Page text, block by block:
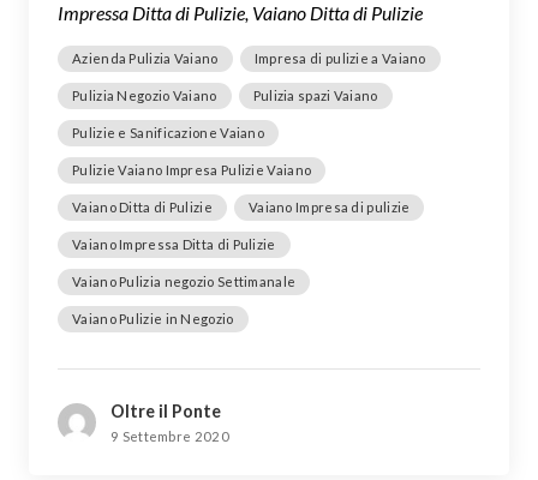
Impressa Ditta di Pulizie, Vaiano Ditta di Pulizie
Azienda Pulizia Vaiano Impresa di pulizie a Vaiano
Pulizia Negozio Vaiano Pulizia spazi Vaiano
Pulizie e Sanificazione Vaiano
Pulizie Vaiano Impresa Pulizie Vaiano
Vaiano Ditta di Pulizie Vaiano Impresa di pulizie
Vaiano Impressa Ditta di Pulizie
Vaiano Pulizia negozio Settimanale
Vaiano Pulizie in Negozio
Oltre il Ponte
9 Settembre 2020